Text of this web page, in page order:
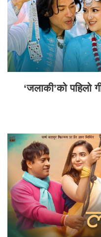
‘जलाकी’को पहिलो